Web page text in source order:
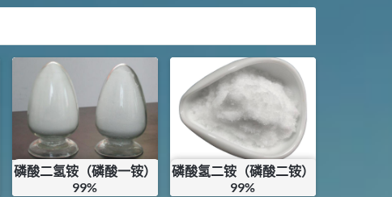
磷酸二氢铵（磷酸一铵）
99%
磷酸氢二铵（磷酸二铵）
99%